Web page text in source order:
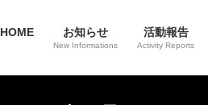
HOME お知らせ
New Informations
活動報告
Activity Reports